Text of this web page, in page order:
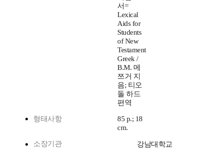
서=
Lexical
Aids for
Students
of New
Testament
Greek /
B.M. 메
쯔거 지
음; 티오
돌 하드
편역
형태사항
85 p.; 18
cm.
소장기관
강남대학교